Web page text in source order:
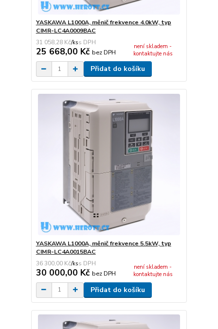
YASKAWA L1000A, měnič frekvence 4.0kW, typ
CIMR-LC4A0009BAC
31 058,28 Kč/ks
25 668,00 Kč bez DPH
není skladem -
kontaktujte nás
Přidat do košíku
YASKAWA L1000A, měnič frekvence 5.5kW, typ
CIMR-LC4A0015BAC
36 300,00 Kč/ks
30 000,00 Kč bez DPH
není skladem -
kontaktujte nás
Přidat do košíku